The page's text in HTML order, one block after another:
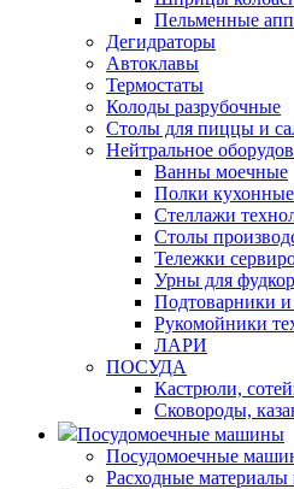
Пельменные
Дегидраторы
Автоклавы
Термостаты
Колоды разрубочные
Столы для пиццы и
Нейтральное
Ванны моечные
Полки
Стеллажи
Столы
Тележки
Урны для
Подтоварники и
Рукомойники
ЛАРИ
ПОСУДА
Кастрюли,
Сковороды,
Посудомоечные машины
Посудомоечные
Расходные